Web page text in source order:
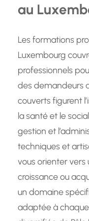
au
Les formations
Luxembourg
professionnels
des demandeurs
couverts figurent
la santé et le
gestion et
techniques et
vous orienter vers
croissance ou
un domaine
adaptée à